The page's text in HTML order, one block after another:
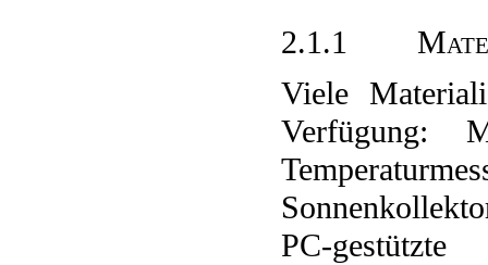
2.1.1
Viele
Verfügung:
PC-